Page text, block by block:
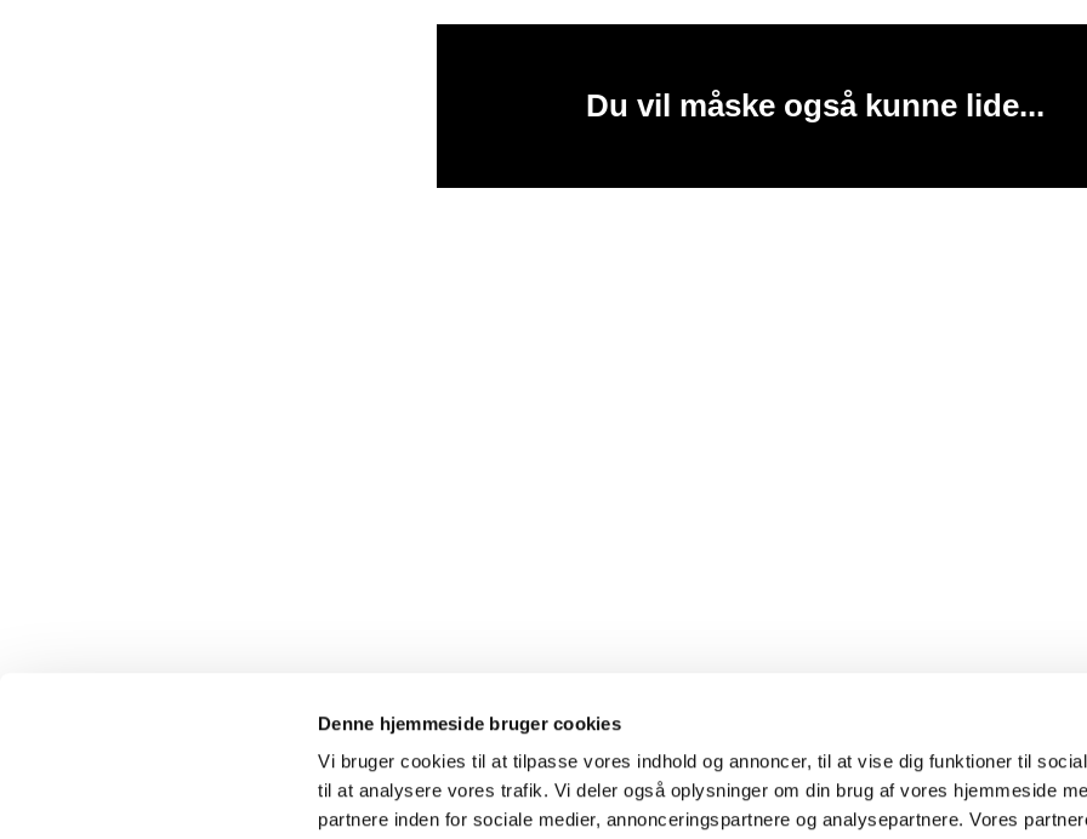
Denne hjemmeside bruger cookies
Vi bruger cookies til at tilpasse vores indhold og annoncer, til at vise dig funktioner til
til at analysere vores trafik. Vi deler også oplysninger om din brug af vores hjemmeside
partnere inden for sociale medier, annonceringspartnere og analysepartnere. Vores
Du vil måske også kunne lide...